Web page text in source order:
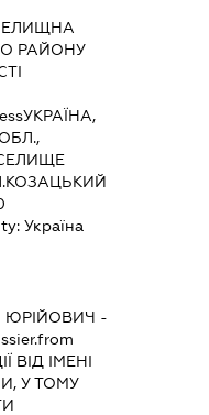
РАЙОНУ
УКРАЇНА,
Україна
ЮРІЙОВИЧ -
ВІД ІМЕНІ
У ТОМУ